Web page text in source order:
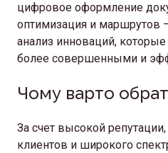
цифровое оформление
оптимизация и маршрутов
анализ инноваций,
более совершенными и
Чому варто
За счет высокой
клиентов и широкого